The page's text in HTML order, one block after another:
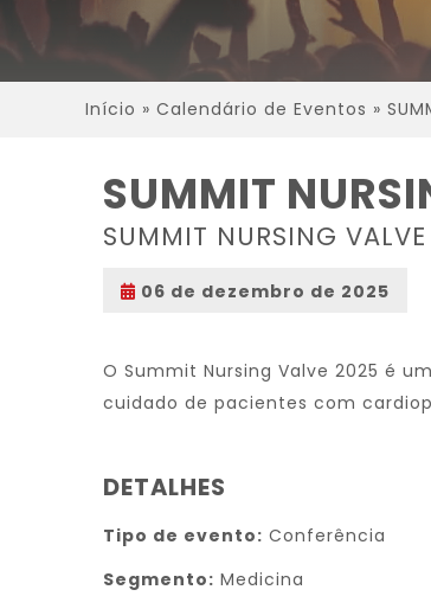
Início » Calendário de Eventos »
SUMMIT
SUMMIT NURSING
06 de dezembro de 2025
O Summit Nursing Valve 2025 é
cuidado de pacientes com
DETALHES
Tipo de evento: Conferência
Segmento: Medicina